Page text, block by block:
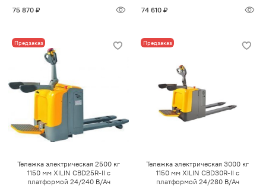
75 870 ₽
74 610 ₽
Предзаказ
Тележка электрическая 2500 кг
1150 мм XILIN CBD25R-II с
платформой 24/240 В/Ач
Предзаказ
Тележка электрическая 3000 кг
1150 мм XILIN CBD30R-II с
платформой 24/280 В/Ач